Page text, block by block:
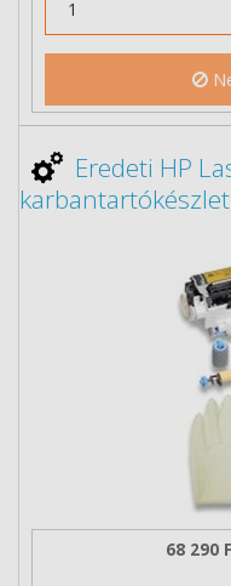
Eredeti HP
karbantartókészlet
68 290